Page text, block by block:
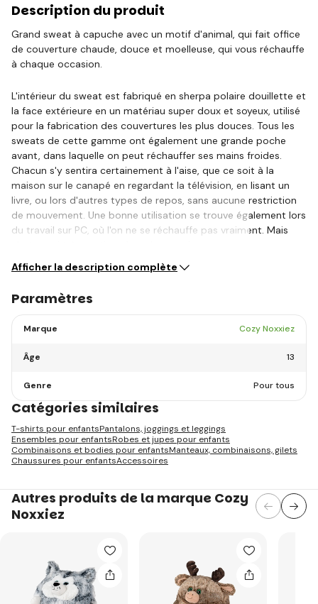
Description du produit
Grand sweat à capuche avec un motif d'animal, qui fait office
de couverture chaude, douce et moelleuse, qui vous réchauffe
à chaque occasion.
L'intérieur du sweat est fabriqué en sherpa polaire douillette et
la face extérieure en un matériau super doux et soyeux, utilisé
pour la fabrication des couvertures les plus douces. Tous les
sweats de cette gamme ont également une grande poche
avant, dans laquelle on peut réchauffer ses mains froides.
Chacun s'y sentira certainement à l'aise, que ce soit à la
maison sur le canapé en regardant la télévision, en lisant un
livre, ou lors d'autres types de repos, sans aucune restriction
de mouvement. Une bonne utilisation se trouve également lors
du travail sur PC, où l'on ne se réchauffe pas vraiment. Mais
Afficher la description complète
Paramètres
Marque Cozy Noxxiez
Âge 13
Genre Pour tous
Catégories similaires
T-shirts pour enfantsPantalons, joggings et leggings
Ensembles pour enfantsRobes et jupes pour enfants
Combinaisons et bodies pour enfantsManteaux, combinaisons, gilets
Chaussures pour enfantsAccessoires
Autres produits de la marque Cozy
Noxxiez